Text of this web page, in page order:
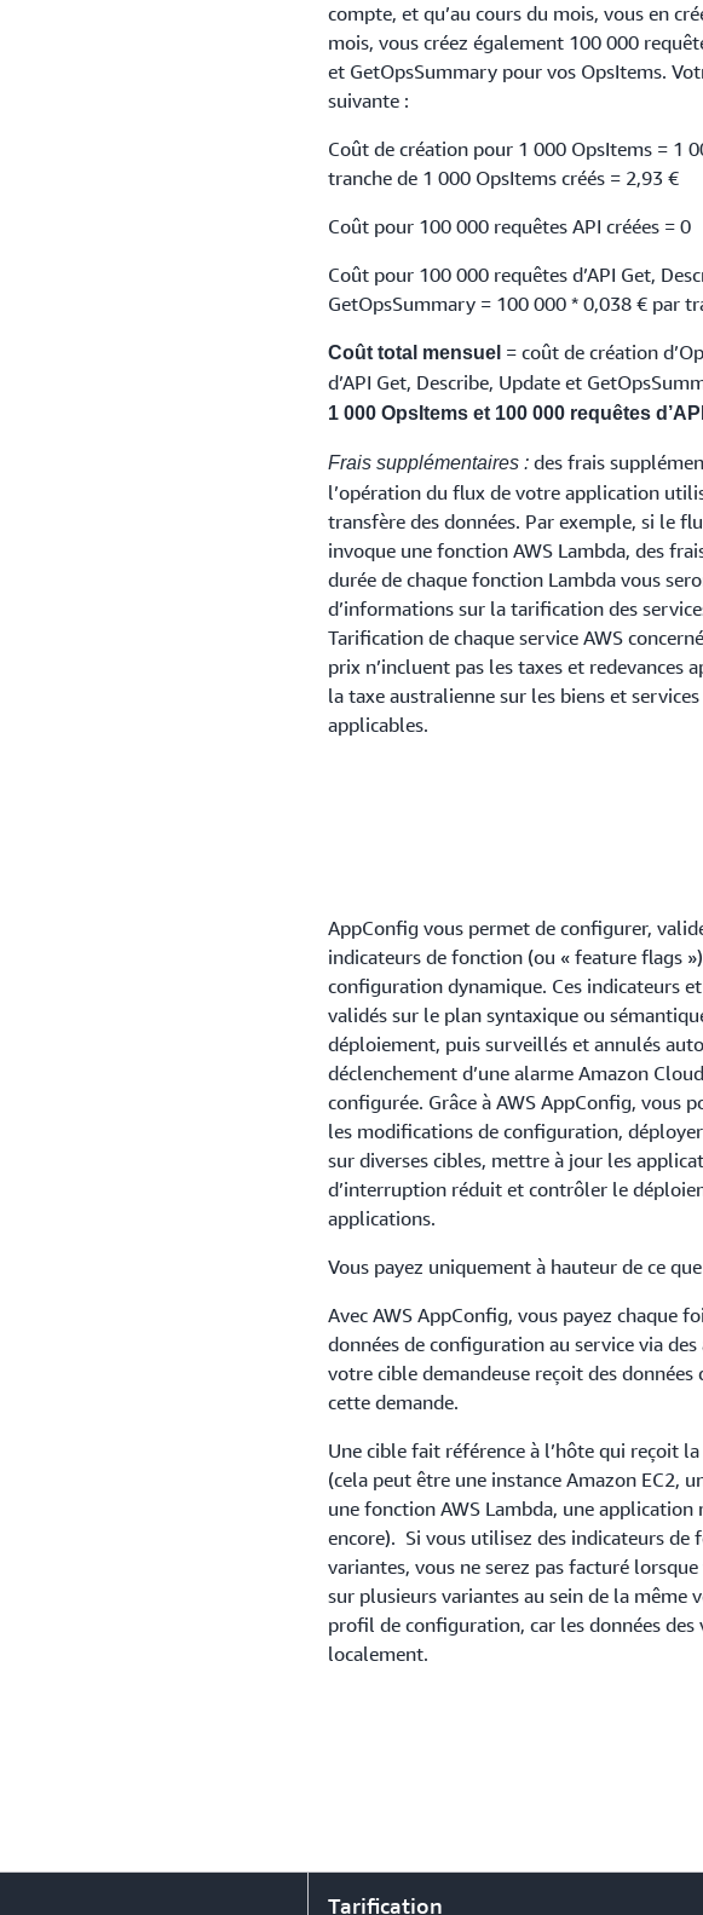
compte, et qu’au cours du mois, vous en
mois, vous créez également 100 000
et GetOpsSummary pour vos OpsItems.
suivante :
Coût de création pour 1 000 OpsItems = 1
tranche de 1 000 OpsItems créés = 2,93 €
Coût pour 100 000 requêtes API créées = 0
Coût pour 100 000 requêtes d’API Get,
GetOpsSummary = 100 000 * 0,038 € par
Coût total mensuel = coût de création
d’API Get, Describe, Update et
1 000 OpsItems et 100 000 requêtes
Frais supplémentaires : des frais
l’opération du flux de votre application
transfère des données. Par exemple, si le
invoque une fonction AWS Lambda, des
durée de chaque fonction Lambda vous
d’informations sur la tarification des
Tarification de chaque service AWS
prix n’incluent pas les taxes et redevances
la taxe australienne sur les biens et
applicables.
AppConfig vous permet de configurer,
indicateurs de fonction (ou « feature flags
configuration dynamique. Ces indicateurs
validés sur le plan syntaxique ou
déploiement, puis surveillés et annulés
déclenchement d’une alarme Amazon
configurée. Grâce à AWS AppConfig, vous
les modifications de configuration,
sur diverses cibles, mettre à jour les
d’interruption réduit et contrôler le
applications.
Vous payez uniquement à hauteur de ce
Avec AWS AppConfig, vous payez chaque
données de configuration au service via des
votre cible demandeuse reçoit des
cette demande.
Une cible fait référence à l’hôte qui reçoit
(cela peut être une instance Amazon EC2,
une fonction AWS Lambda, une
encore). Si vous utilisez des indicateurs de
variantes, vous ne serez pas facturé
sur plusieurs variantes au sein de la même
profil de configuration, car les données des
localement.
Tarification